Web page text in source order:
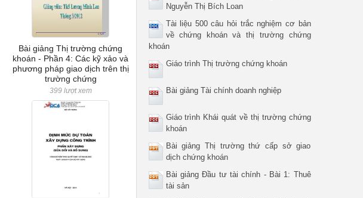
Bài giảng Thị trường chứng
khoán - Phần 4: Các kỹ xảo và
phương pháp giao dịch trên thị
trường chứng
399 lượt xem
Nguyễn Thị Bích Loan
Tài liệu 500 câu hỏi trắc nghiệm cơ bản
về chứng khoán và thị trường chứng
khoán
Giáo trình Thị trường chứng khoán
Bài giảng Tài chính doanh nghiệp
Giáo trình Khái quát về thị trường chứng
khoán
Bài giảng Thị trường thứ cấp sở giao
dịch chứng khoán
Bài giảng Đầu tư tài chính - Bài 1: Thuê
tài sản